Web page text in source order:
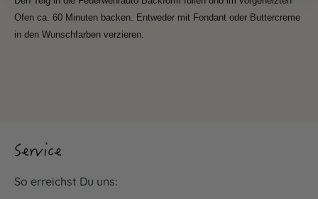
Ofen ca. 60 Minuten backen. Entweder mit Fondant oder Buttercreme
in den Wunschfarben verzieren.
Service
So erreichst Du uns: